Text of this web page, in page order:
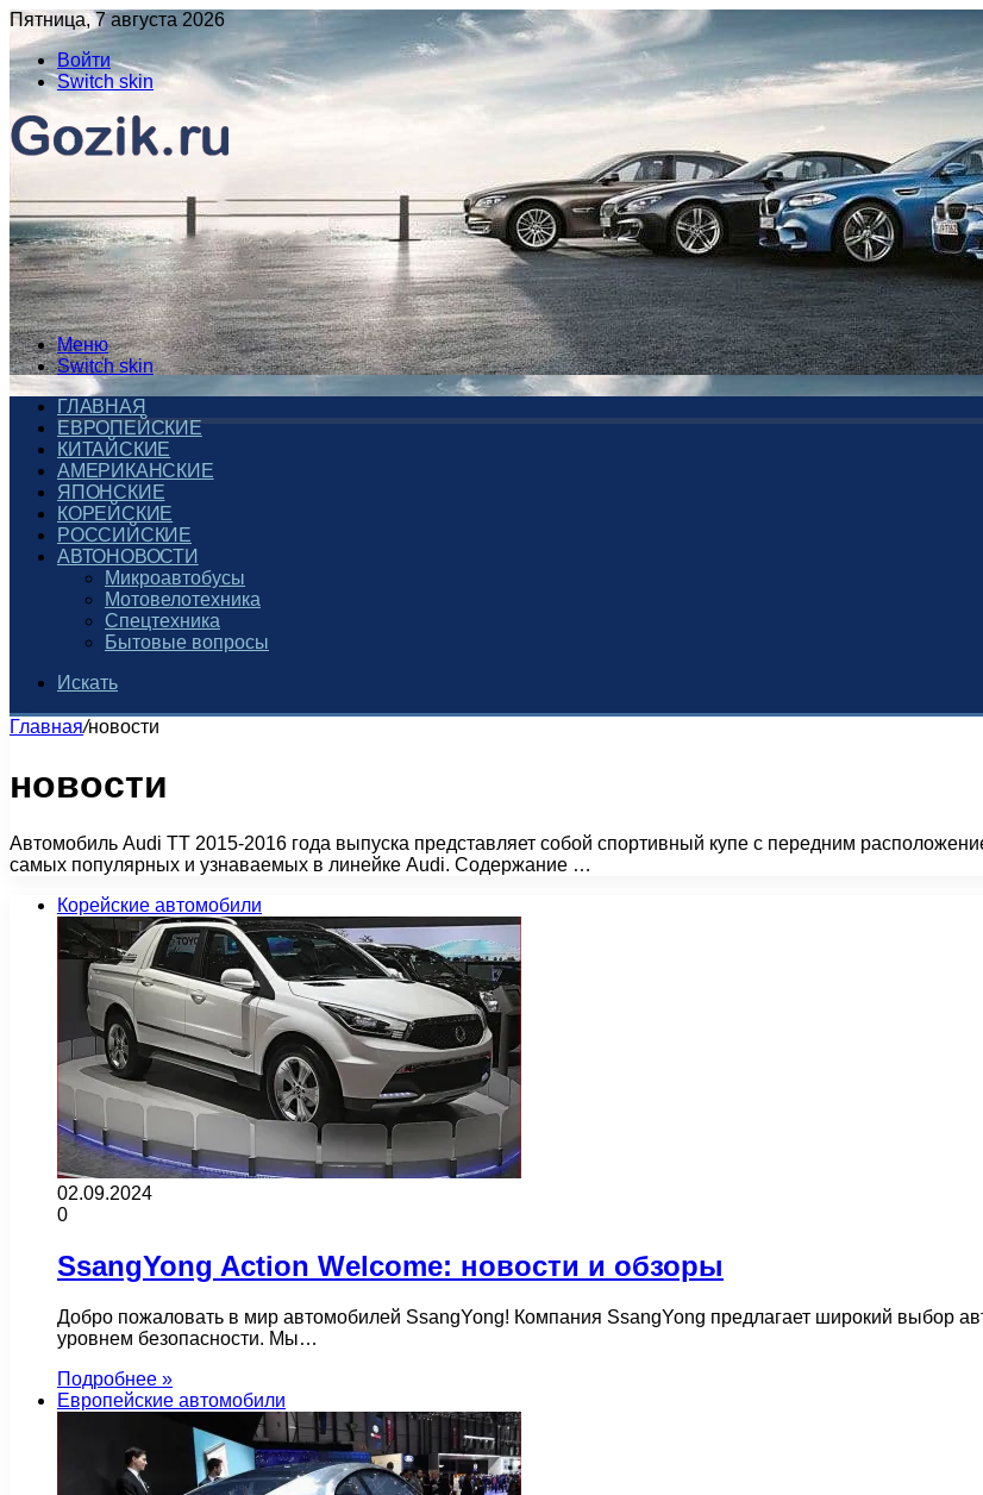
Пятница, 7 августа 2026
Войти
Switch skin
Меню
Switch skin
ГЛАВНАЯ
ЕВРОПЕЙСКИЕ
КИТАЙСКИЕ
АМЕРИКАНСКИЕ
ЯПОНСКИЕ
КОРЕЙСКИЕ
РОССИЙСКИЕ
АВТОНОВОСТИ
Микроавтобусы
Мотовелотехника
Спецтехника
Бытовые вопросы
Искать
Главная/новости
новости
Автомобиль Audi TT 2015-2016 года выпуска представляет собой спортивный купе с передним
самых популярных и узнаваемых в линейке Audi. Содержание …
Корейские автомобили
02.09.2024
0
SsangYong Action Welcome: новости и обзоры
Добро пожаловать в мир автомобилей SsangYong! Компания SsangYong предлагает широкий выбор
уровнем безопасности. Мы…
Подробнее »
Европейские автомобили